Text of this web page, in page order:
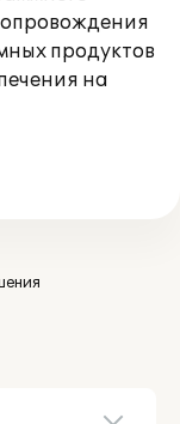
продуктов
на